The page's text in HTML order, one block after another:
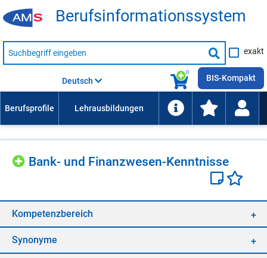
Be­rufs­in­for­ma­ti­ons­sys­tem
Suche
nach
Suche
starten
exakt
0
Deutsch BIS-Kompakt
Bank- und Fi­nanz­we­sen-Kennt­nis­se
Kom­pe­tenz­be­reich
Syn­ony­me